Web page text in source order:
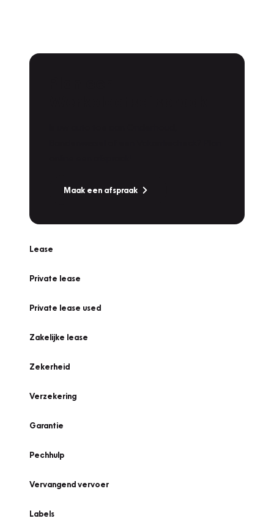
Maak een afspraak
Lease
Private lease
Private lease used
Zakelijke lease
Zekerheid
Verzekering
Garantie
Pechhulp
Vervangend vervoer
Labels